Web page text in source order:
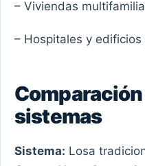
– Viviendas
– Hospitales y edificios
sistemas
Sistema: Losa